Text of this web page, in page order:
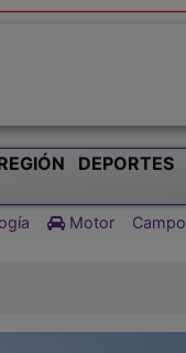
DEPORTES
Motor Campo